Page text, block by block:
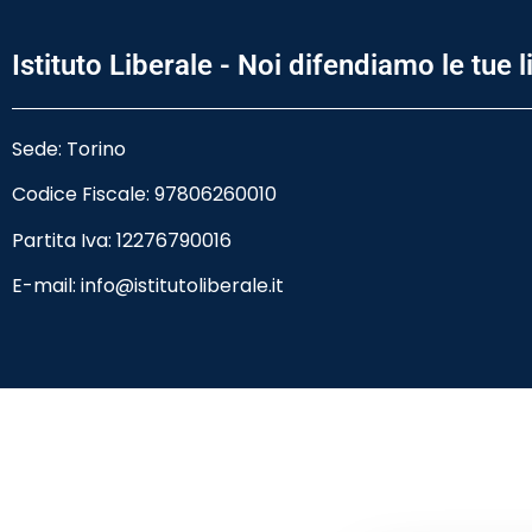
Istituto Liberale - Noi difendiamo le tue
Sede: Torino
Codice Fiscale: 97806260010
Partita Iva: 12276790016
E-mail: info@istitutoliberale.it